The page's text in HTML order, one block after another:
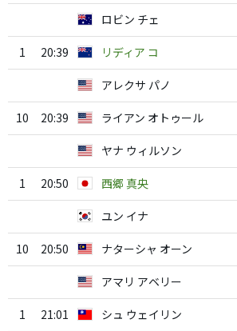
ロビン チェ
1 20:39 リディア コ
アレクサ パノ
10 20:39 ライアン オトゥール
ヤナ ウィルソン
1 20:50 西郷 真央
ユン イナ
10 20:50 ナターシャ オーン
アマリ アベリー
1 21:01 シュ ウェイリン